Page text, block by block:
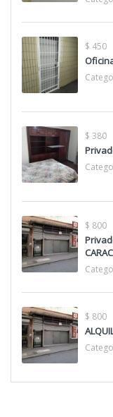
$ 450
$ 380
$ 800
$ 800